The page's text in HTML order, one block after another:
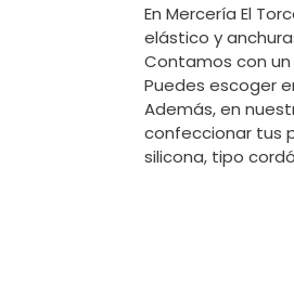
En Mercería El
elástico y
Contamos con
Puedes escoger
Además, en
confeccionar tus
silicona, tipo